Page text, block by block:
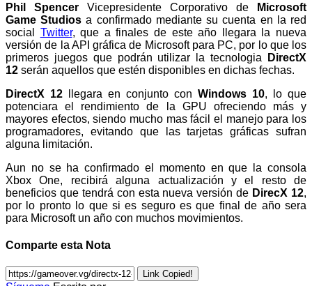
Phil Spencer Vicepresidente Corporativo de
Microsoft
Game Studios a confirmado mediante su cuenta en la red
social Twitter, que a finales de este año llegara la nueva
versión de la API gráfica de Microsoft para PC, por lo que los
primeros juegos que podrán utilizar la tecnologia
DirectX
12 serán aquellos que estén disponibles en dichas fechas.
DirectX 12 llegara en conjunto con Windows 10, lo que
potenciara el rendimiento de la GPU ofreciendo más y
mayores efectos, siendo mucho mas fácil el manejo para los
programadores, evitando que las tarjetas gráficas sufran
alguna limitación.
Aun no se ha confirmado el momento en que la consola
Xbox One, recibirá alguna actualización y el resto de
beneficios que tendrá con esta nueva versión de DirecX 12,
por lo pronto lo que si es seguro es que final de año sera
para Microsoft un año con muchos movimientos.
Comparte esta Nota
Link Copied!